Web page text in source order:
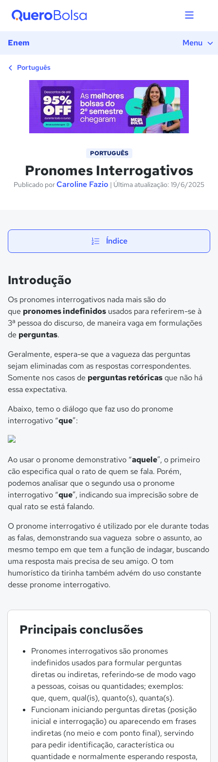
Enem Menu
Português
PORTUGUÊS
Pronomes Interrogativos
Publicado porCaroline Fazio | Última atualização: 19/6/2025
Índice
1) Introdução
3) Tipos de pronomes interrogativos
exclamativas
5) Referências
6) Exercícios
Introdução
Os pronomes interrogativos nada mais são do
que pronomes indefinidos usados para referirem-se à
3ª pessoa do discurso, de maneira vaga em formulações
de perguntas.
Geralmente, espera-se que a vagueza das perguntas
sejam eliminadas com as respostas correspondentes.
Somente nos casos de perguntas retóricasque não há
essa expectativa.
Abaixo, temo o diálogo que faz uso do pronome
interrogativo “que”:
Ao usar o pronome demonstrativo “aquele”, o primeiro
cão especifica qual o rato de quem se fala. Porém,
podemos analisar que o segundo usa o pronome
interrogativo “que”, indicando sua imprecisão sobre de
qual rato se está falando.
O pronome interrogativo é utilizado por ele durante todas
as falas, demonstrando sua vagueza sobre o assunto, ao
mesmo tempo em que tem a função de indagar, buscando
uma resposta mais precisa de seu amigo. O tom
humorístico da tirinha também advém do uso constante
desse pronome interrogativo.
Principais conclusões
Pronomes interrogativos são pronomes
indefinidos usados para formular perguntas
diretas ou indiretas, referindo‑se de modo vago
a pessoas, coisas ou quantidades; exemplos:
que, quem, qual(is), quanto(s), quanta(s).
Funcionam iniciando perguntas diretas (posição
inicial e interrogação) ou aparecendo em frases
indiretas (no meio e com ponto final), servindo
para pedir identificação, característica ou
quantidade e normalmente esperando resposta,